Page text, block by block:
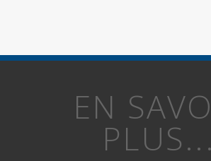
EN
PLUS...